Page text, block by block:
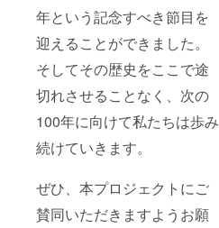
年という記念すべき節目を
迎えることができました。
そしてその歴史をここで途
切れさせることなく、次の
100年に向けて私たちは歩み
続けていきます。
ぜひ、本プロジェクトにご
賛同いただきますようお願